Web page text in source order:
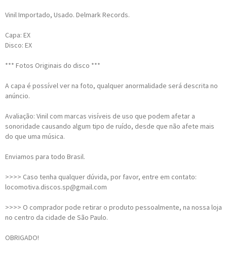
Vinil Importado, Usado. Delmark Records.
Capa: EX
Disco: EX
*** Fotos Originais do disco ***
A capa é possível ver na foto, qualquer anormalidade será descrita no
anúncio.
Avaliação: Vinil com marcas visíveis de uso que podem afetar a
sonoridade causando algum tipo de ruído, desde que não afete mais
do que uma música.
Enviamos para todo Brasil.
>>>> Caso tenha qualquer dúvida, por favor, entre em contato:
locomotiva.discos.sp@gmail.com
>>>> O comprador pode retirar o produto pessoalmente, na nossa loja
no centro da cidade de São Paulo.
OBRIGADO!